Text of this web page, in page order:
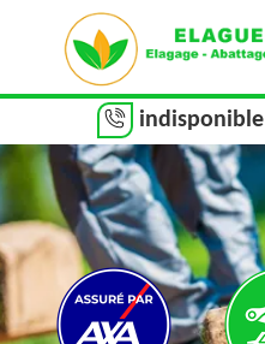
indisponible